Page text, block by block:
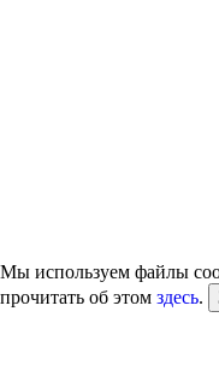
Мы используем файлы
прочитать об этом здесь.